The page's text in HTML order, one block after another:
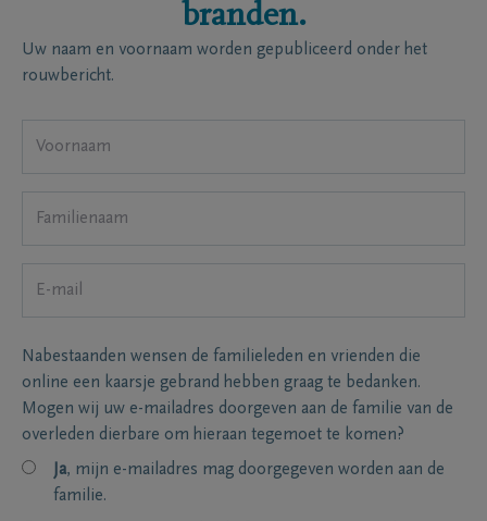
branden.
Uw naam en voornaam worden gepubliceerd onder het
rouwbericht.
Nabestaanden wensen de familieleden en vrienden die
online een kaarsje gebrand hebben graag te bedanken.
Mogen wij uw e-mailadres doorgeven aan de familie van de
overleden dierbare om hieraan tegemoet te komen?
Ja, mijn e-mailadres mag doorgegeven worden aan de
familie.